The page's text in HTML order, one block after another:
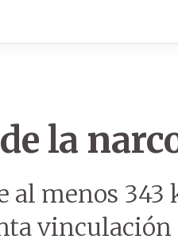
la
al menos 343
vinculación